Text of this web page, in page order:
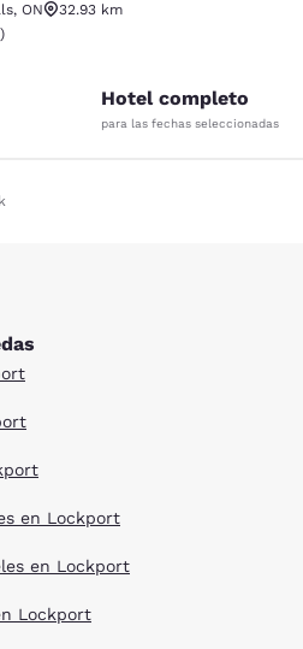
, ON
32.93 km
2.96 estrellas. Feria. 1823 reseñas
)
Hotel completo
para las fechas seleccionadas
en Lockport
en Lockport
Lockport